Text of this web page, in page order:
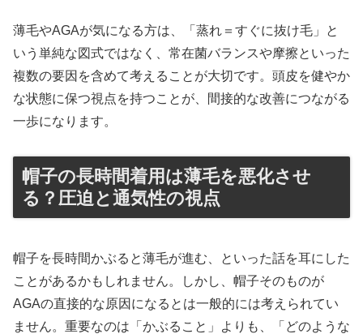
薄毛やAGAが気になる方は、「蒸れ＝すぐに抜け毛」と
いう単純な図式ではなく、常在菌バランスや摩擦といった
複数の要因を含めて考えることが大切です。頭皮を健やか
な状態に保つ視点を持つことが、間接的な改善につながる
一歩になります。
帽子の長時間着用は薄毛を悪化させ
る？圧迫と通気性の視点
帽子を長時間かぶると薄毛が進む、といった話を耳にした
ことがあるかもしれません。しかし、帽子そのものが
AGAの直接的な原因になるとは一般的には考えられてい
ません。重要なのは「かぶること」よりも、「どのような